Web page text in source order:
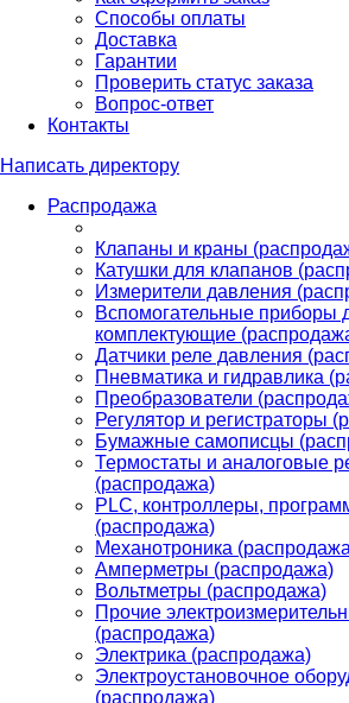
Способы оплаты
Доставка
Гарантии
Проверить статус заказа
Вопрос-ответ
Контакты
Написать директору
Распродажа
Клапаны и краны
Катушки для клапанов
Измерители давления
Вспомогательные приборы
комплектующие
Датчики реле давления
Пневматика и гидравлика
Преобразователи
Регулятор и регистраторы
Бумажные самописцы
Термостаты и аналоговые
(распродажа)
PLС, контроллеры,
(распродажа)
Механотроника
Амперметры (распродажа)
Вольтметры (распродажа)
Прочие
(распродажа)
Электрика (распродажа)
Электроустановочное
(распродажа)